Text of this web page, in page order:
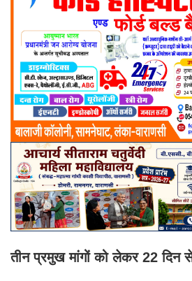
तीन प्रमुख मांगों को लेकर 22 दिन से